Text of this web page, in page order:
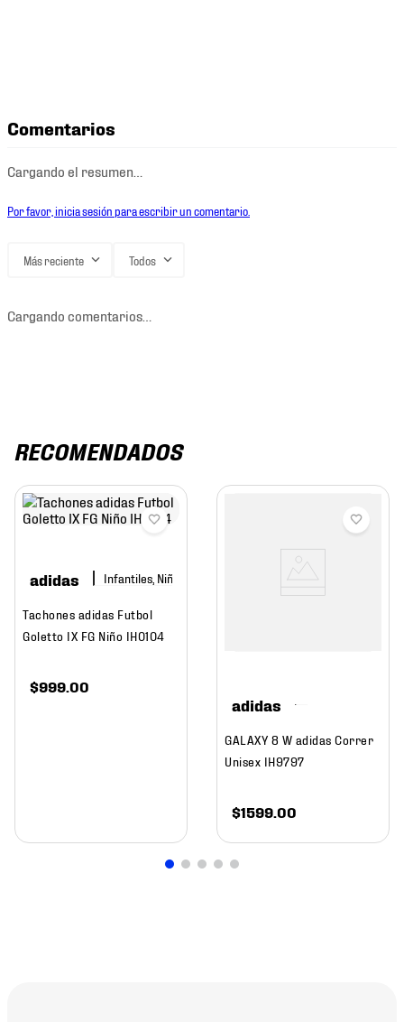
Comentarios
Cargando el resumen…
Por favor, inicia sesión para escribir un comentario.
Más reciente Todos
Cargando comentarios…
RECOMENDADOS
adidas Infantiles, Niño
Tachones adidas Futbol
Goletto IX FG Niño IH0104
$999.00
adidas
GALAXY 8 W adidas Correr
Unisex IH9797
$1599.00